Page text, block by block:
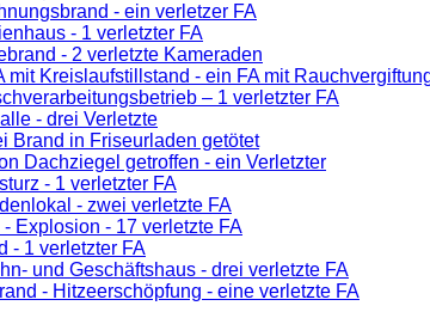
- ein verletzer FA
- 1 verletzter FA
- 2 verletzte Kameraden
mit Kreislaufstillstand - ein FA mit
– 1 verletzter FA
- drei Verletzte
Brand in Friseurladen getötet
Dachziegel getroffen - ein Verletzter
- 1 verletzter FA
- zwei verletzte FA
Explosion - 17 verletzte FA
- 1 verletzter FA
und Geschäftshaus - drei verletzte FA
- Hitzeerschöpfung - eine verletzte FA